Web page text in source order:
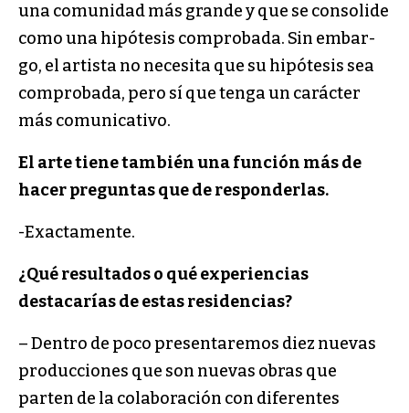
una comunidad más grande y que se consolide
como una hipótesis comprobada. Sin embar­
go, el artista no necesita que su hipótesis sea
compro­bada, pero sí que tenga un carácter
más comunicativo.
El arte tiene también una función más de
hacer pre­guntas que de responderlas.
-Exactamente.
¿Qué resultados o qué experiencias
destacarías de estas residencias?
– Dentro de poco presentaremos diez nuevas
producciones que son nuevas obras que
parten de la cola­boración con diferentes